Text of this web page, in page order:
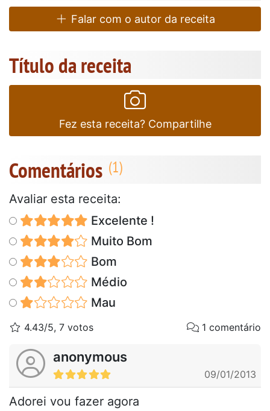
Falar com o autor da receita
Título da receita
Fez esta receita? Compartilhe
Comentários
Avaliar esta receita:
Excelente !
Muito Bom
Bom
Médio
Mau
4.43/5, 7 votos 1 comentário
anonymous
09/01/2013
Adorei vou fazer agora